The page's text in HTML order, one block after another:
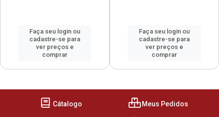
Faça seu login ou
cadastre-se para
ver preços e
comprar
Faça seu login ou
cadastre-se para
ver preços e
comprar
Cátalogo Meus Pedidos